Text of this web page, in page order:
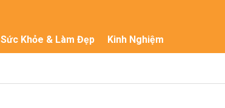
Sức Khỏe & Làm Đẹp Kinh Nghiệm